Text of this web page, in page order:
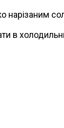
нарізаним
в